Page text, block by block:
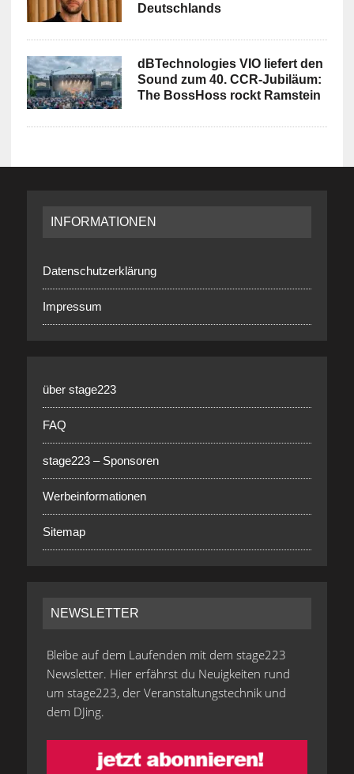
Deutschlands
dBTechnologies VIO liefert den
Sound zum 40. CCR-Jubiläum:
The BossHoss rockt Ramstein
INFORMATIONEN
Datenschutzerklärung
Impressum
über stage223
FAQ
stage223 – Sponsoren
Werbeinformationen
Sitemap
NEWSLETTER
Bleibe auf dem Laufenden mit dem stage223
Newsletter. Hier erfährst du Neuigkeiten rund
um stage223, der Veranstaltungstechnik und
dem DJing.